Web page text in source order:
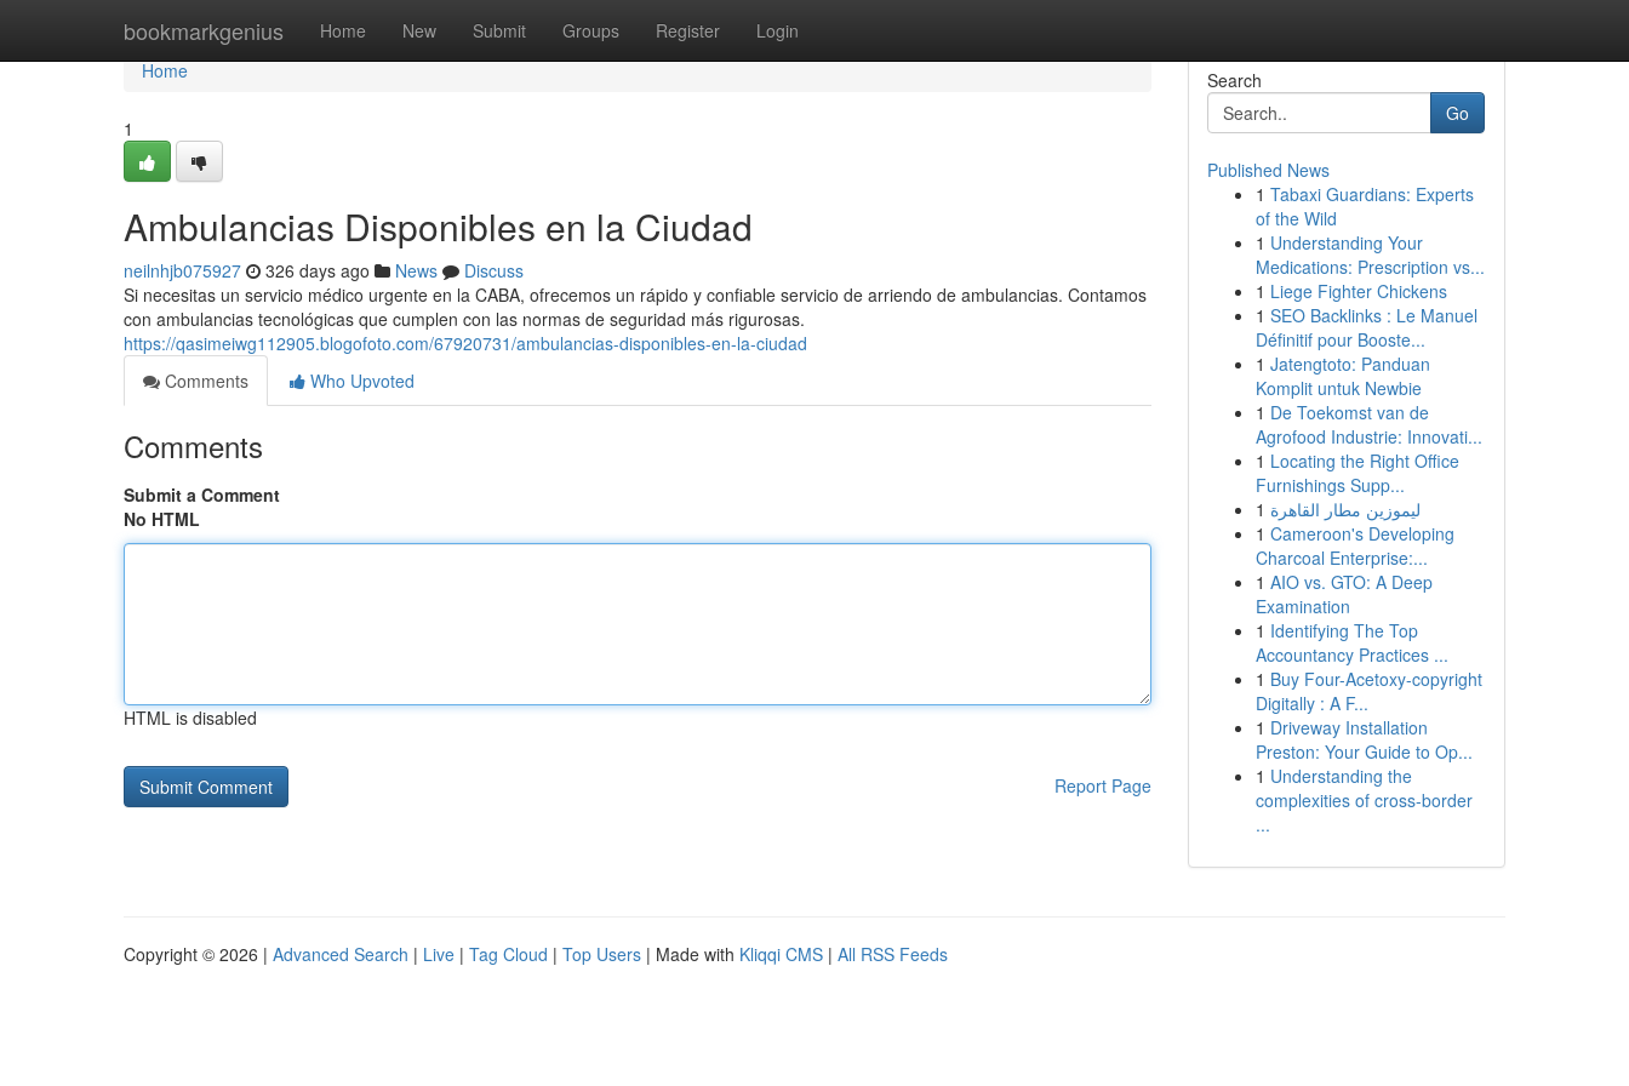
bookmarkgenius Home New Submit Groups Register Login
Home
Home
1
Ambulancias Disponibles en la Ciudad
neilnhjb075927 326 days ago News
Discuss
Si necesitas un servicio médico urgente en la CABA, ofrecemos un rápido y confiable servicio de arriendo de ambulancias. Contamos
con ambulancias tecnológicas que cumplen con las normas de seguridad más rigurosas.
https://qasimeiwg112905.blogofoto.com/67920731/ambulancias-disponibles-en-la-ciudad
Comments
Who Upvoted
Comments
Submit a Comment
No HTML
HTML is disabled
Report Page
Search
Go
Published News
1 Tabaxi Guardians: Experts
of the Wild
1 Understanding Your
Medications: Prescription vs...
1 Liege Fighter Chickens
1 SEO Backlinks : Le Manuel
Définitif pour Booste...
1 Jatengtoto: Panduan
Komplit untuk Newbie
1 De Toekomst van de
Agrofood Industrie: Innovati...
1 Locating the Right Office
Furnishings Supp...
1 ليموزين مطار القاهرة
1 Cameroon's Developing
Charcoal Enterprise:...
1 AIO vs. GTO: A Deep
Examination
1 Identifying The Top
Accountancy Practices ...
1 Buy Four-Acetoxy-copyright
Digitally : A F...
1 Driveway Installation
Preston: Your Guide to Op...
1 Understanding the
complexities of cross-border
...
Copyright © 2026 | Advanced Search | Live | Tag Cloud | Top Users | Made with Kliqqi CMS | All RSS Feeds